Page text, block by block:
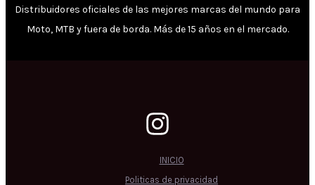
Distribuidores oficiales de las mejores marcas del mundo para
Moto, MTB y fuera de borda. Más de 15 años en el mercado.
INICIO
Politicas de privacidad